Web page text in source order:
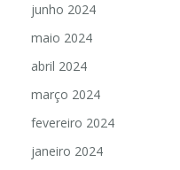
junho 2024
maio 2024
abril 2024
março 2024
fevereiro 2024
janeiro 2024